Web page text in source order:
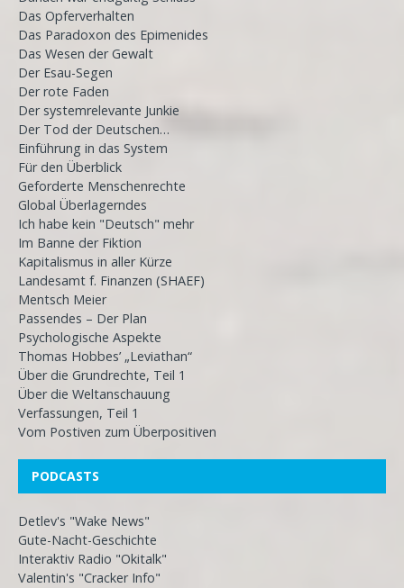
Das Opferverhalten
Das Paradoxon des Epimenides
Das Wesen der Gewalt
Der Esau-Segen
Der rote Faden
Der systemrelevante Junkie
Der Tod der Deutschen…
Einführung in das System
Für den Überblick
Geforderte Menschenrechte
Global Überlagerndes
Ich habe kein "Deutsch" mehr
Im Banne der Fiktion
Kapitalismus in aller Kürze
Landesamt f. Finanzen (SHAEF)
Mentsch Meier
Passendes – Der Plan
Psychologische Aspekte
Thomas Hobbes’ „Leviathan“
Über die Grundrechte, Teil 1
Über die Weltanschauung
Verfassungen, Teil 1
Vom Postiven zum Überpositiven
PODCASTS
Detlev's "Wake News"
Gute-Nacht-Geschichte
Interaktiv Radio "Okitalk"
Valentin's "Cracker Info"